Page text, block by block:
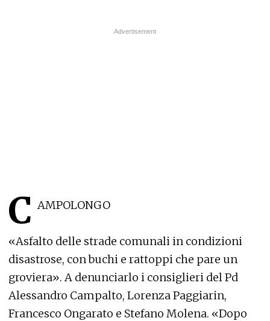
C AMPOLONGO
«Asfalto delle strade comunali in condizioni
disastrose, con buchi e rattoppi che pare un
groviera». A denunciarlo i consiglieri del Pd
Alessandro Campalto, Lorenza Paggiarin,
Francesco Ongarato e Stefano Molena. «Dopo